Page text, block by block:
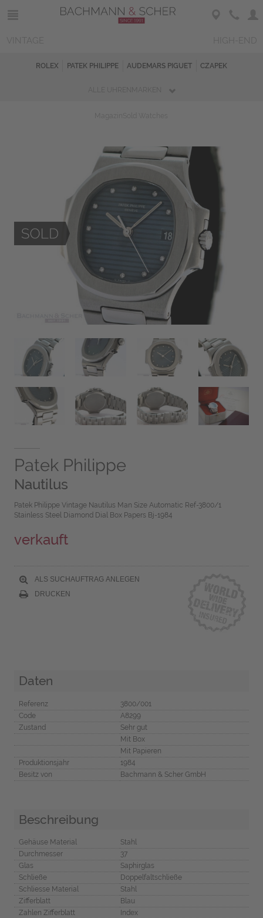
ROLEX PATEK PHILIPPE AUDEMARS PIGUET CZAPEK
Patek Philippe
Nautilus
Patek Philippe Vintage Nautilus Man Size Automatic Ref-3800/1
Stainless Steel Diamond Dial Box Papers Bj-1984
verkauft
ALS SUCHAUFTRAG ANLEGEN
DRUCKEN
Daten
Referenz
3800/001
Code
A8299
Zustand
Sehr gut
Mit Box
Mit Papieren
Produktionsjahr
1984
Besitz von
Bachmann & Scher GmbH
Beschreibung
Gehäuse Material
Stahl
Durchmesser
37
Glas
Saphirglas
Schließe
Doppelfaltschließe
Schliesse Material
Stahl
Zifferblatt
Blau
Zahlen Zifferblatt
Index